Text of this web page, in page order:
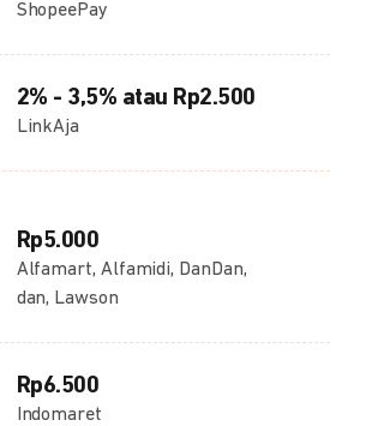
ShopeePay
2% - 3,5% atau Rp2.500
LinkAja
Rp5.000
Alfamart, Alfamidi, DanDan,
dan, Lawson
Rp6.500
Indomaret